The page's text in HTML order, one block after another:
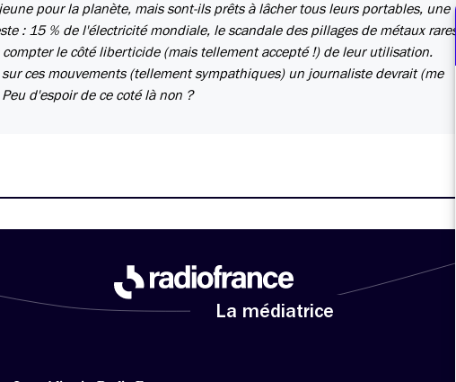
pour la planète, mais sont-ils prêts à lâcher tous leurs portables, une
: 15 % de l'électricité mondiale, le scandale des pillages de métaux rares
le côté liberticide (mais tellement accepté !) de leur utilisation.
ces mouvements (tellement sympathiques) un journaliste devrait (me
d'espoir de ce coté là non ?
La médiatrice